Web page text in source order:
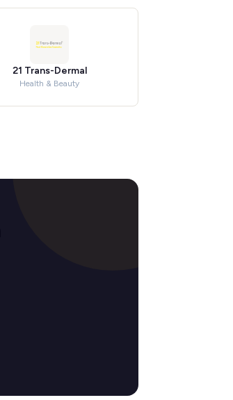
21 Trans-Dermal
Health & Beauty